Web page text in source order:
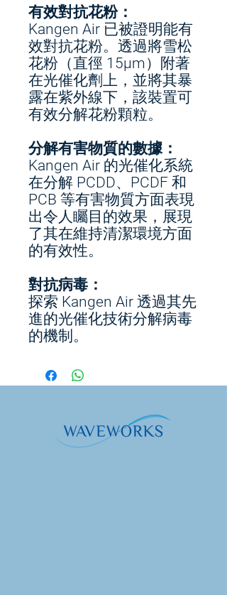
有效對抗花粉：
Kangen Air 已被證明能有
效對抗花粉。透過將雪松
花粉（直徑 15μm）附著
在光催化劑上，並將其暴
露在紫外線下，該裝置可
有效分解花粉顆粒。
分解有害物質的數據：
Kangen Air 的光催化系統
在分解 PCDD、PCDF 和
PCB 等有害物質方面表現
出令人矚目的效果，展現
了其在維持清潔環境方面
的有效性。
對抗病毒：
探索 Kangen Air 透過其先
進的光催化技術分解病毒
的機制。